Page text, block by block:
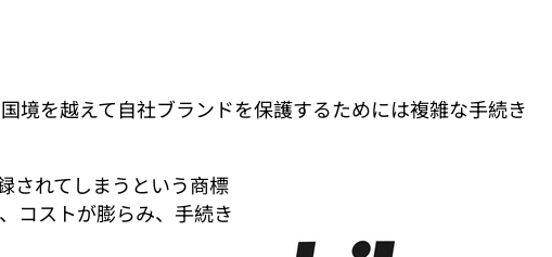
境を越えて自社ブランドを保護するためには複雑な手続き
されてしまうという商標
コストが膨らみ、手続き